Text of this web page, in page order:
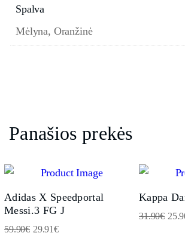
Spalva
Mėlyna, Oranžinė
Panašios prekės
Adidas X Speedportal
Messi.3 FG J
59.90€ 29.91€
Kappa
31.90€